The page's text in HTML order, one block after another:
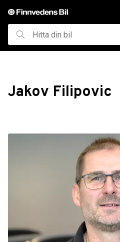
huvudinnehållet
Hitta
din
Jakov Filipovic